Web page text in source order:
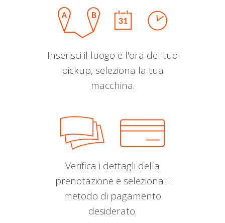
Inserisci il luogo e l'ora del tuo
pickup, seleziona la tua
macchina.
Verifica i dettagli della
prenotazione e seleziona il
metodo di pagamento
desiderato.